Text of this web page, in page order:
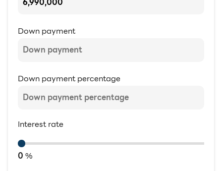
Down payment
Down payment percentage
Interest rate
0 %